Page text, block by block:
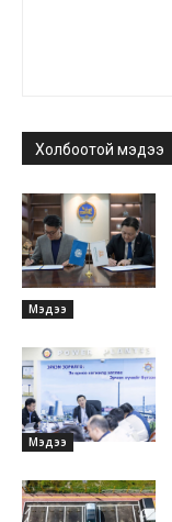
Холбоотой мэдээ
Мэдээ
Мэдээ